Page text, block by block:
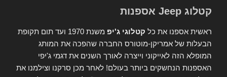
קטלוג Jeep אספנות
ראשית אספנו את כל קטלוגי ג'יפ
משנת 1970 ועד תום תקופת
הבעלות של אמריקן-מוטורס החברה שהפכה את המותג
המופלא הזה לאייקוני וייצרה לאורך השנים את דגמי ג'יפי
האספנות הנחשקים ביותר בעולם! לאחר מכן סרקנו וצילמנו את